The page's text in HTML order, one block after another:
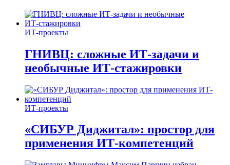
ИТ-проекты
ГНИВЦ: сложные ИТ‑задачи и
необычные ИТ‑стажировки
ИТ-проекты
«СИБУР Диджитал»: простор для
применения ИТ-компетенций